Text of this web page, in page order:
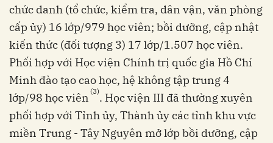
chức danh (tổ chức, kiểm tra, dân vận, văn phòng
cấp ủy) 16 lớp/979 học viên; bồi dưỡng, cập nhật
kiến thức (đối tượng 3) 17 lớp/1.507 học viên.
Phối hợp với Học viện Chính trị quốc gia Hồ Chí
Minh đào tạo cao học, hệ không tập trung 4
lớp/98 học viên (3). Học viện III đã thường xuyên
phối hợp với Tỉnh ủy, Thành ủy các tỉnh khu vực
miền Trung - Tây Nguyên mở lớp bồi dưỡng, cập